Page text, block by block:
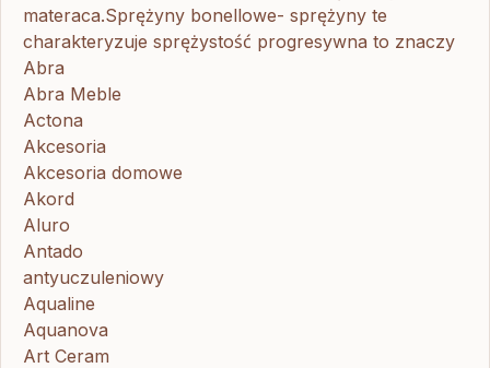
materaca.Sprężyny bonellowe- sprężyny te
charakteryzuje sprężystość progresywna to znaczy
Abra
Abra Meble
Actona
Akcesoria
Akcesoria domowe
Akord
Aluro
Antado
antyuczuleniowy
Aqualine
Aquanova
Art Ceram